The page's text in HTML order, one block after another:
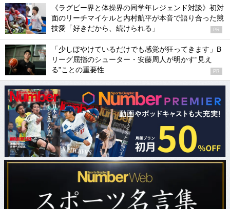
《ラグビー界と体操界の同学年レジェンド対談》初対
面のリーチマイケルと内村航平が本音で語り合った競
技愛「好きだから、続けられる」
PR
「少しぼやけているだけでも感覚が狂ってきます」B
リーグ屈指のシューター・安藤周人が明かす“見え
る”ことの重要性
PR